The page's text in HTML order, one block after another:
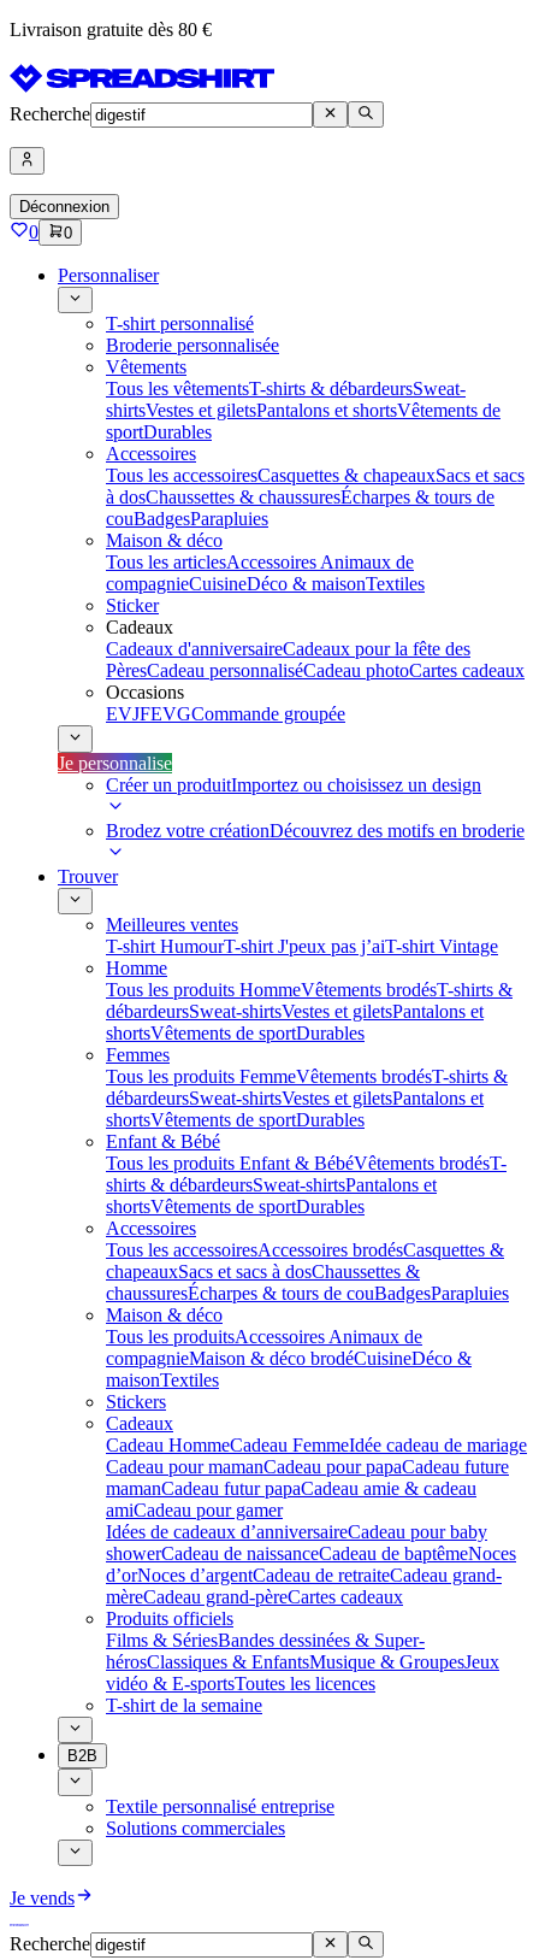
Livraison gratuite dès 80 €
Recherche
Déconnexion
0 0
Personnaliser
T-shirt personnalisé
Broderie personnalisée
Vêtements
Tous les vêtementsT-shirts & débardeursSweat-
shirtsVestes et giletsPantalons et shortsVêtements de
sportDurables
Accessoires
Tous les accessoiresCasquettes & chapeauxSacs et sacs
à dosChaussettes & chaussuresÉcharpes & tours de
couBadgesParapluies
Maison & déco
Tous les articlesAccessoires Animaux de
compagnieCuisineDéco & maisonTextiles
Sticker
Cadeaux
Cadeaux d'anniversaireCadeaux pour la fête des
PèresCadeau personnaliséCadeau photoCartes cadeaux
Occasions
EVJFEVGCommande groupée
Je personnalise
Créer un produitImportez ou choisissez un design
Brodez votre créationDécouvrez des motifs en broderie
Trouver
Meilleures ventes
T-shirt HumourT-shirt J'peux pas j’aiT-shirt Vintage
Homme
Tous les produits HommeVêtements brodésT-shirts &
débardeursSweat-shirtsVestes et giletsPantalons et
shortsVêtements de sportDurables
Femmes
Tous les produits FemmeVêtements brodésT-shirts &
débardeursSweat-shirtsVestes et giletsPantalons et
shortsVêtements de sportDurables
Enfant & Bébé
Tous les produits Enfant & BébéVêtements brodésT-
shirts & débardeursSweat-shirtsPantalons et
shortsVêtements de sportDurables
Accessoires
Tous les accessoiresAccessoires brodésCasquettes &
chapeauxSacs et sacs à dosChaussettes &
chaussuresÉcharpes & tours de couBadgesParapluies
Maison & déco
Tous les produitsAccessoires Animaux de
compagnieMaison & déco brodéCuisineDéco &
maisonTextiles
Stickers
Cadeaux
Cadeau HommeCadeau FemmeIdée cadeau de mariage​
Cadeau pour mamanCadeau pour papaCadeau future
mamanCadeau futur papaCadeau amie & cadeau
amiCadeau pour gamer
Idées de cadeaux d’anniversaireCadeau pour baby
showerCadeau de naissanceCadeau de baptêmeNoces
d’orNoces d’argentCadeau de retraiteCadeau grand-
mèreCadeau grand-pèreCartes cadeaux
Produits officiels
Films & SériesBandes dessinées & Super-
hérosClassiques & EnfantsMusique & GroupesJeux
vidéo & E-sportsToutes les licences
T-shirt de la semaine
B2B
Textile personnalisé entreprise
Solutions commerciales
Je vends
Recherche